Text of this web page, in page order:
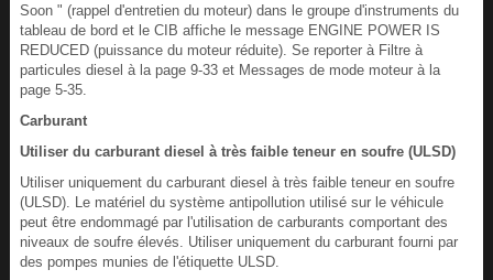
Soon " (rappel d'entretien du moteur) dans le groupe d'instruments du
tableau de bord et le CIB affiche le message ENGINE POWER IS
REDUCED (puissance du moteur réduite). Se reporter à Filtre à
particules diesel à la page 9-33 et Messages de mode moteur à la
page 5-35.
Carburant
Utiliser du carburant diesel à très faible teneur en soufre (ULSD)
Utiliser uniquement du carburant diesel à très faible teneur en soufre
(ULSD). Le matériel du système antipollution utilisé sur le véhicule
peut être endommagé par l'utilisation de carburants comportant des
niveaux de soufre élevés. Utiliser uniquement du carburant fourni par
des pompes munies de l'étiquette ULSD.